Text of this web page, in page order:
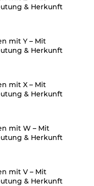
& Herkunft
mit Y – Mit
& Herkunft
mit X – Mit
& Herkunft
mit W – Mit
& Herkunft
mit V – Mit
& Herkunft